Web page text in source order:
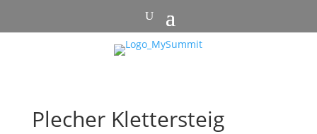
Plecher Klettersteig